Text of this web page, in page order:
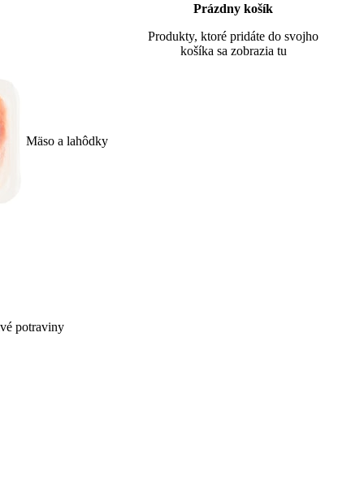
Mäso a lahôdky
potraviny
Prázdny košík
Produkty, ktoré pridáte do svojho
košíka sa zobrazia tu